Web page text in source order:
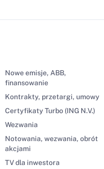
Nowe emisje, ABB,
finansowanie
Kontrakty, przetargi, umowy
Certyfikaty Turbo (ING N.V.)
Wezwania
Notowania, wezwania, obrót
akcjami
TV dla inwestora